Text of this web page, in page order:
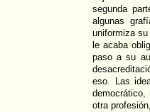
segunda
algunas
uniformiza
le acaba
paso a su
eso. Las
otra